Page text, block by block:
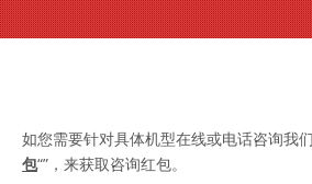
如您需要针对具体机型在线或电话咨询我
包“”，来获取咨询红包。